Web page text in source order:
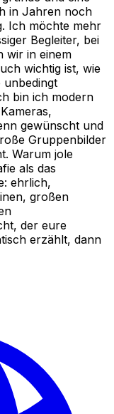
in Jahren noch
Ich möchte mehr
Begleiter, bei
wir in einem
wichtig ist, wie
bin ich modern
gewünscht und
Gruppenbilder
Warum jole
als das
ehrlich,
großen
der eure
erzählt, dann